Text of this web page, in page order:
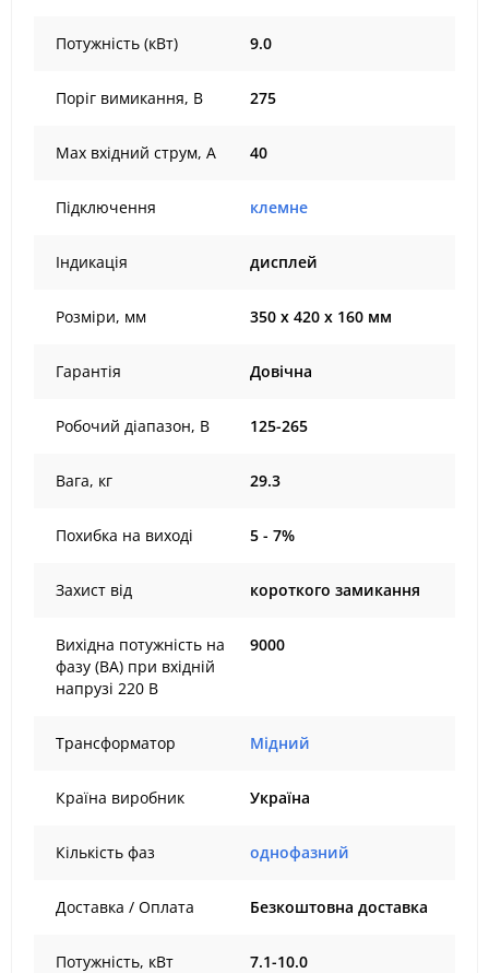
Потужність (кВт) 9.0
Поріг вимикання, В 275
Max вхідний струм, А 40
Підключення клемне
Індикація дисплей
Розміри, мм 350 х 420 х 160 мм
Гарантія Довічна
Робочий діапазон, В 125-265
Вага, кг 29.3
Похибка на виході 5 - 7%
Захист від короткого замикання
Вихідна потужність на
фазу (ВА) при вхідній
напрузі 220 В
9000
Трансформатор Мідний
Країна виробник Україна
Кількість фаз однофазний
Доставка / Оплата Безкоштовна доставка
Потужність, кВт 7.1-10.0